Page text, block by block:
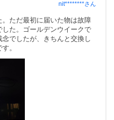
nit********さん
ただ最初に届いた物は故障
た。ゴールデンウイークで
でしたが、きちんと交換し
。